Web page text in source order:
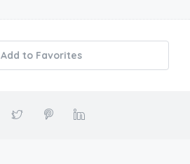
Add to Favorites